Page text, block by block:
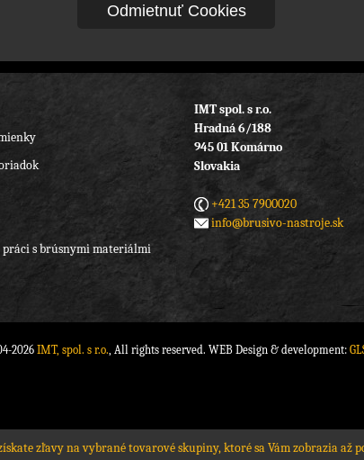
Odmietnuť Cookies
práci s brúsnymi materiálmi
IMT spol. s r.o.
Hradná 6/188
945 01 Komárno
Slovakia
+421 35 7900020
info@brusivo-nastroje.sk
2026 IMT, spol. s r.o., All rights reserved. WEB Design & development:
zľavy na vybrané tovarové skupiny, ktoré sa Vám zobrazia až